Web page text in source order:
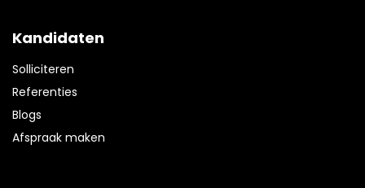
Kandidaten
Solliciteren
Referenties
Blogs
Afspraak maken